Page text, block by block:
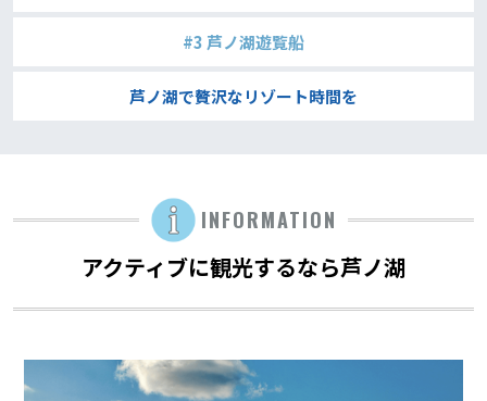
#3 芦ノ湖遊覧船
芦ノ湖で贅沢なリゾート時間を
INFORMATION
アクティブに観光するなら芦ノ湖